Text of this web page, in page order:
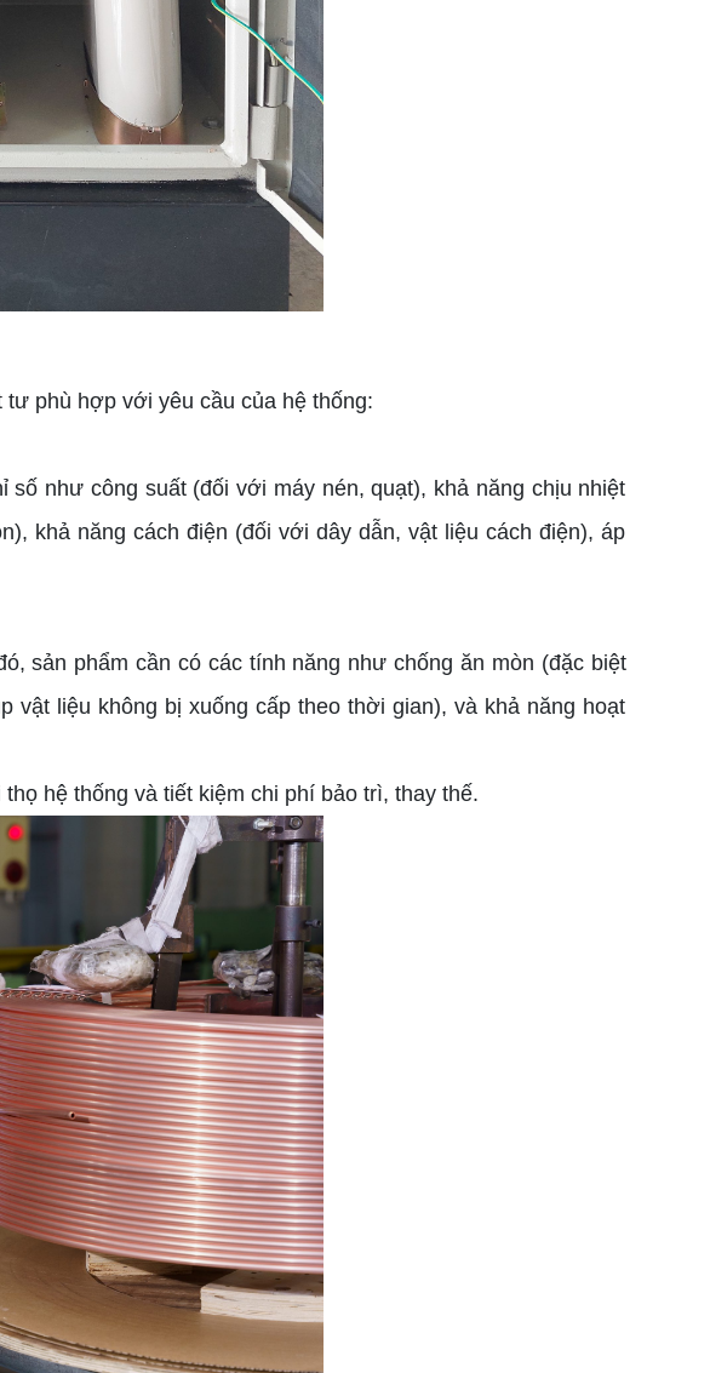
phù hợp với yêu cầu của hệ thống:
như công suất (đối với máy nén, quạt), khả năng chịu nhiệt
khả năng cách điện (đối với dây dẫn, vật liệu cách điện), áp
sản phẩm cần có các tính năng như chống ăn mòn (đặc biệt
liệu không bị xuống cấp theo thời gian), và khả năng hoạt
hệ thống và tiết kiệm chi phí bảo trì, thay thế.